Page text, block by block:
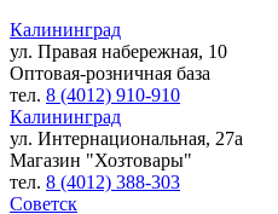
Калининград
ул. Правая набережная, 10
Оптовая-розничная база
тел. 8 (4012) 910-910
Калининград
ул. Интернациональная, 27а
Магазин "Хозтовары"
тел. 8 (4012) 388-303
Советск